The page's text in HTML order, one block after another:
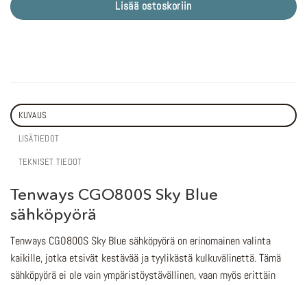
Lisää ostoskoriin
KUVAUS
LISÄTIEDOT
TEKNISET TIEDOT
Tenways CGO800S Sky Blue
sähköpyörä
Tenways CGO800S Sky Blue sähköpyörä on erinomainen valinta
kaikille, jotka etsivät kestävää ja tyylikästä kulkuvälinettä. Tämä
sähköpyörä ei ole vain ympäristöystävällinen, vaan myös erittäin